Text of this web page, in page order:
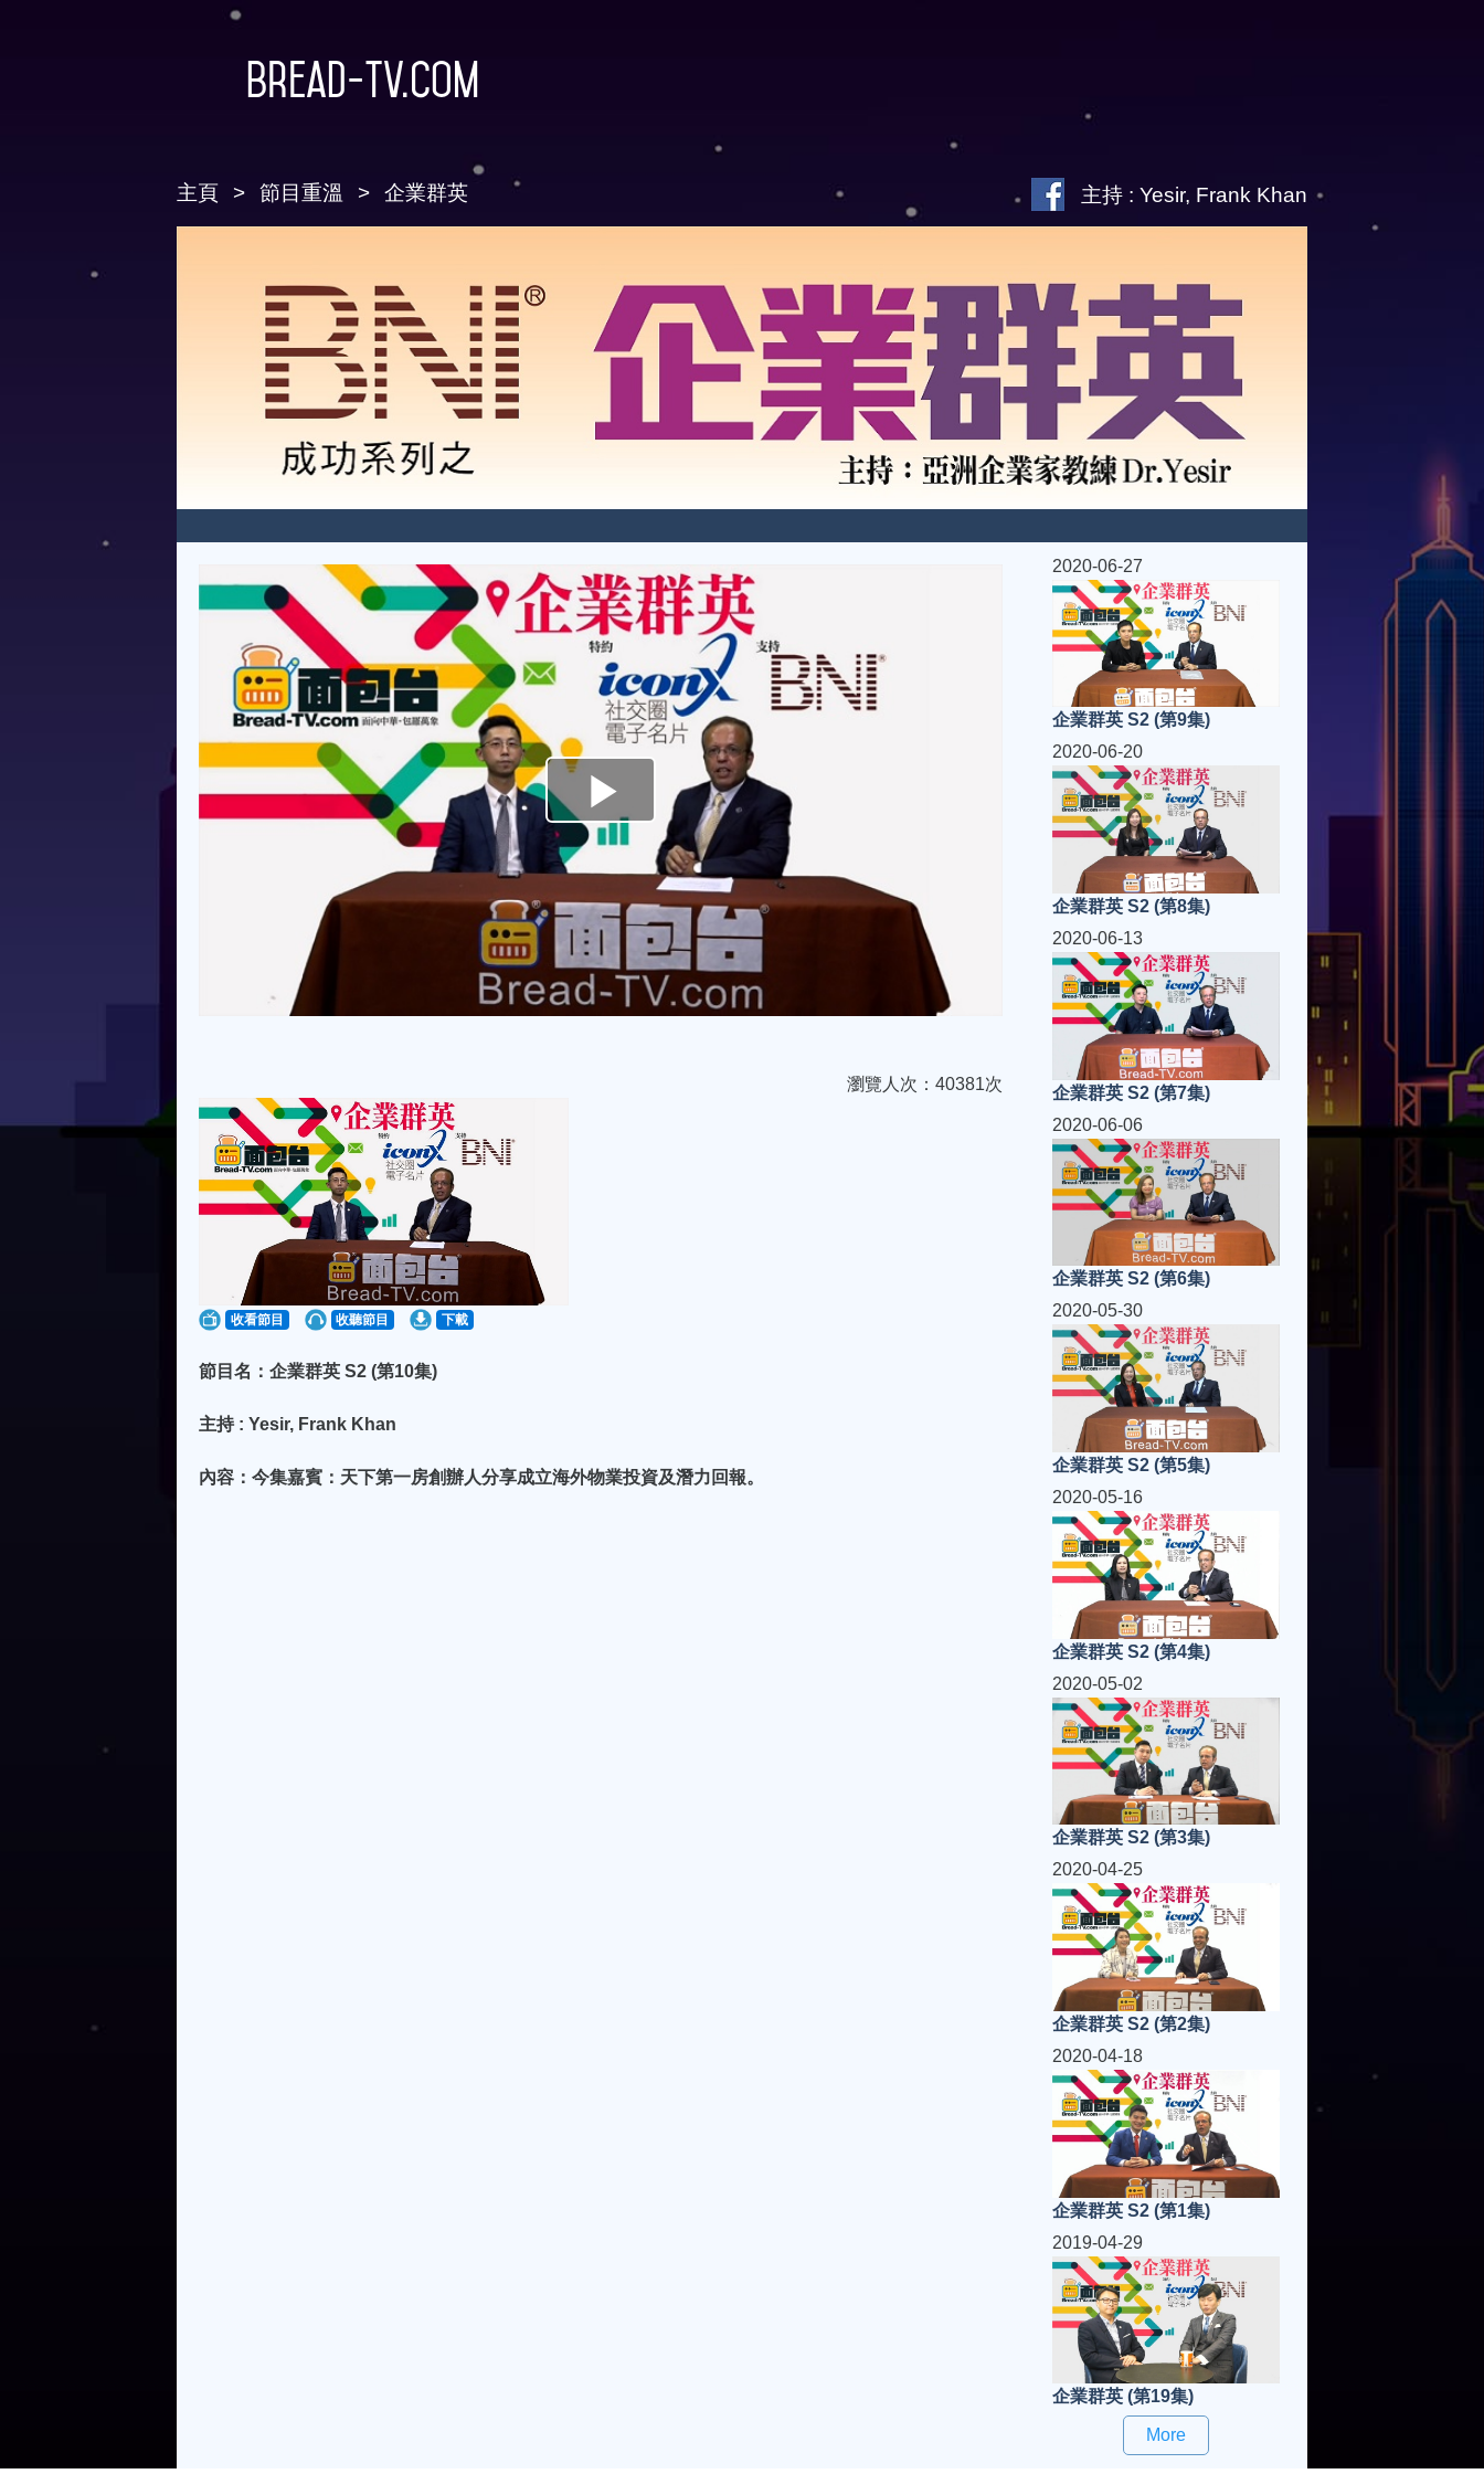
Bread-TV.com
主頁 節目重溫 企業群英 主持 : Yesir, Frank Khan
Video
瀏覽人次：40381次
收看節目 收聽節目 下載
節目名：企業群英 S2 (第10集)
主持 : Yesir, Frank Khan
內容：今集嘉賓：天下第一房創辦人分享成立海外物業投資及潛力回報。
2020-06-27
企業群英 S2 (第9集)
2020-06-20
企業群英 S2 (第8集)
2020-06-13
企業群英 S2 (第7集)
2020-06-06
企業群英 S2 (第6集)
2020-05-30
企業群英 S2 (第5集)
2020-05-16
企業群英 S2 (第4集)
2020-05-02
企業群英 S2 (第3集)
2020-04-25
企業群英 S2 (第2集)
2020-04-18
企業群英 S2 (第1集)
2019-04-29
企業群英 (第19集)
More